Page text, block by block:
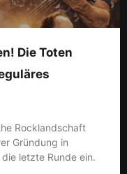
Die Toten
Rocklandschaft
Gründung in
letzte Runde ein.